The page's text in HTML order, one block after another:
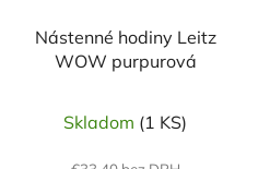
Nástenné hodiny Leitz
WOW purpurová
Skladom (1 KS)